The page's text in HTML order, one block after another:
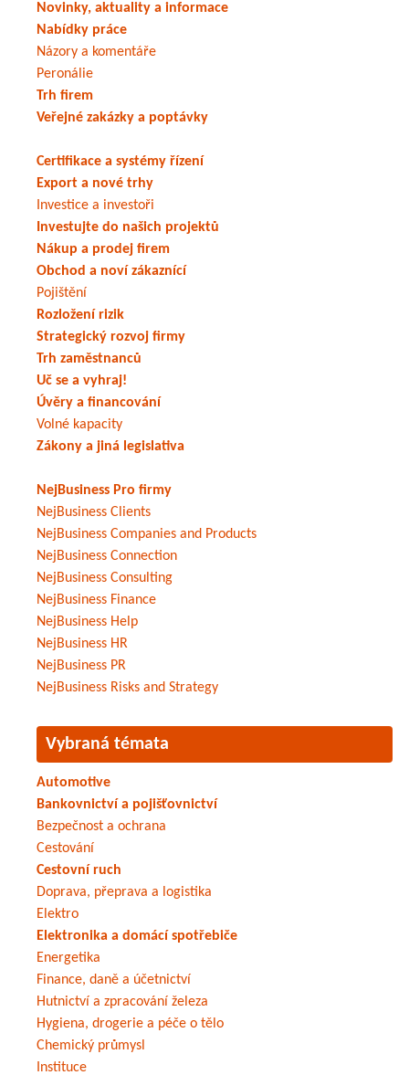
Novinky, aktuality a informace
Nabídky práce
Názory a komentáře
Peronálie
Trh firem
Veřejné zakázky a poptávky
Certifikace a systémy řízení
Export a nové trhy
Investice a investoři
Investujte do našich projektů
Nákup a prodej firem
Obchod a noví zákaznící
Pojištění
Rozložení rizik
Strategický rozvoj firmy
Trh zaměstnanců
Uč se a vyhraj!
Úvěry a financování
Volné kapacity
Zákony a jiná legislativa
NejBusiness Pro firmy
NejBusiness Clients
NejBusiness Companies and Products
NejBusiness Connection
NejBusiness Consulting
NejBusiness Finance
NejBusiness Help
NejBusiness HR
NejBusiness PR
NejBusiness Risks and Strategy
Vybraná témata
Automotive
Bankovnictví a pojišťovnictví
Bezpečnost a ochrana
Cestování
Cestovní ruch
Doprava, přeprava a logistika
Elektro
Elektronika a domácí spotřebiče
Energetika
Finance, daně a účetnictví
Hutnictví a zpracování železa
Hygiena, drogerie a péče o tělo
Chemický průmysl
Instituce